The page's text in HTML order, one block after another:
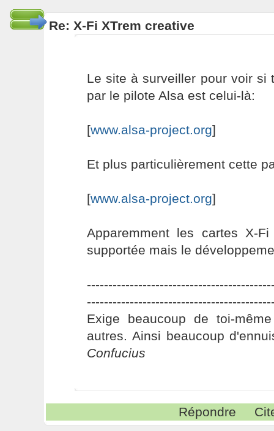
Re: X-Fi XTrem creative
Le site à surveiller pour voir si
par le pilote Alsa est celui-là:
[www.alsa-project.org]
Et plus particulièrement cette
[www.alsa-project.org]
Apparemment les cartes X-
supportée mais le
Exige beaucoup de toi-
autres. Ainsi beaucoup
Confucius
Répondre